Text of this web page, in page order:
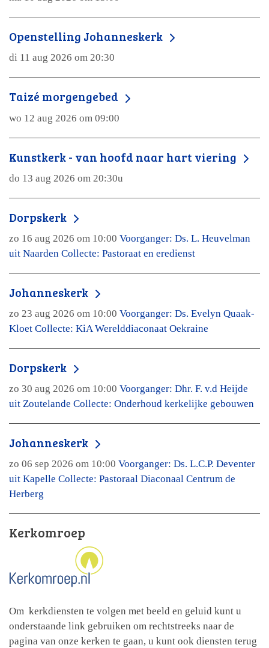
Openstelling Johanneskerk
di 11 aug 2026 om 20:30
Taizé morgengebed
wo 12 aug 2026 om 09:00
Kunstkerk - van hoofd naar hart viering
do 13 aug 2026 om 20:30u
Dorpskerk
zo 16 aug 2026 om 10:00 Voorganger: Ds. L. Heuvelman
uit Naarden Collecte: Pastoraat en eredienst
Johanneskerk
zo 23 aug 2026 om 10:00 Voorganger: Ds. Evelyn Quaak-
Kloet Collecte: KiA Werelddiaconaat Oekraine
Dorpskerk
zo 30 aug 2026 om 10:00 Voorganger: Dhr. F. v.d Heijde
uit Zoutelande Collecte: Onderhoud kerkelijke gebouwen
Johanneskerk
zo 06 sep 2026 om 10:00 Voorganger: Ds. L.C.P. Deventer
uit Kapelle Collecte: Pastoraal Diaconaal Centrum de
Herberg
Kerkomroep
Om kerkdiensten te volgen met beeld en geluid kunt u
onderstaande link gebruiken om rechtstreeks naar de
pagina van onze kerken te gaan, u kunt ook diensten terug